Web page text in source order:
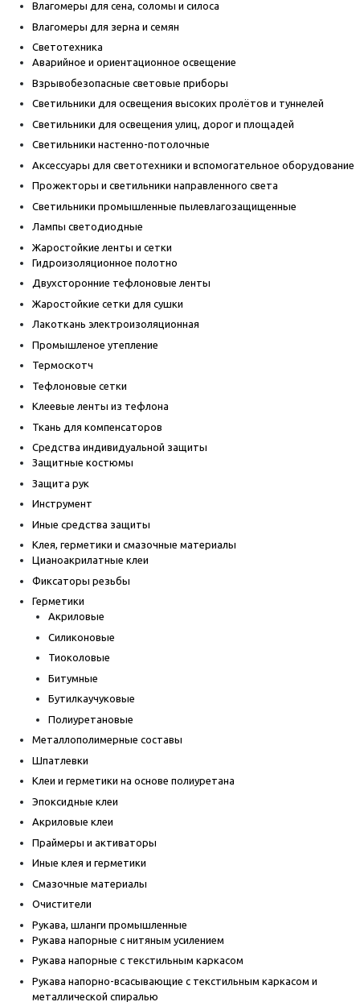
Влагомеры для сена, соломы и силоса
Влагомеры для зерна и семян
Светотехника
Аварийное и ориентационное освещение
Взрывобезопасные световые приборы
Светильники для освещения высоких пролётов и туннелей
Светильники для освещения улиц, дорог и площадей
Светильники настенно-потолочные
Аксессуары для светотехники и вспомогательное оборудование
Прожекторы и светильники направленного света
Светильники промышленные пылевлагозащищенные
Лампы светодиодные
Жаростойкие ленты и сетки
Гидроизоляционное полотно
Двухсторонние тефлоновые ленты
Жаростойкие сетки для сушки
Лакоткань электроизоляционная
Промышленое утепление
Термоскотч
Тефлоновые сетки
Клеевые ленты из тефлона
Ткань для компенсаторов
Средства индивидуальной защиты
Защитные костюмы
Защита рук
Инструмент
Иные средства защиты
Клея, герметики и смазочные материалы
Цианоакрилатные клеи
Фиксаторы резьбы
Герметики
Акриловые
Силиконовые
Тиоколовые
Битумные
Бутилкаучуковые
Полиуретановые
Металлополимерные составы
Шпатлевки
Клеи и герметики на основе полиуретана
Эпоксидные клеи
Акриловые клеи
Праймеры и активаторы
Иные клея и герметики
Смазочные материалы
Очистители
Рукава, шланги промышленные
Рукава напорные с нитяным усилением
Рукава напорные с текстильным каркасом
Рукава напорно-всасывающие с текстильным каркасом и
металлической спиралью